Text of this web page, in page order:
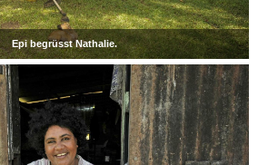
Epi begrüsst Nathalie.